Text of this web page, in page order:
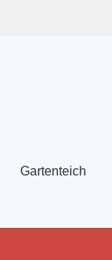
Gartenteich